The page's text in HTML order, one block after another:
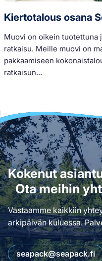
Kiertotalous osana
Muovi on oikein tuotettuna
ratkaisu. Meille muovi on
pakkaamiseen
ratkaisun...
Kokenut
Ota meihin
Vastaamme kaikkiin
arkipäivän kuluessa.
seapack@seapack.fi